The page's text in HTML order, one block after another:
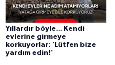
Yıllardır böyle... Kendi
evlerine girmeye
korkuyorlar: 'Lütfen bize
yardım edin!'